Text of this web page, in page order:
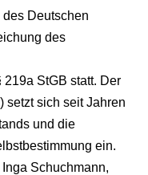
Deutschen
des
StGB statt. Der
setzt sich seit Jahren
und die
ein.
Schuchmann,